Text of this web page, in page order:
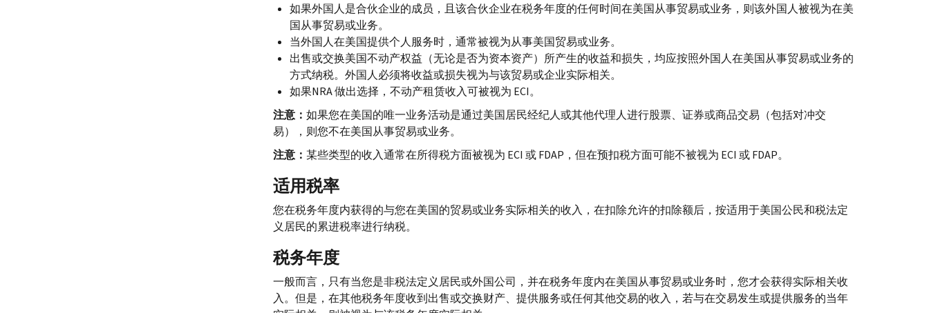
如果外国人是合伙企业的成员，且该合伙企业在税务年度的任何时间在美国从事贸易或业务，则该外国人被视为在美
国从事贸易或业务。
当外国人在美国提供个人服务时，通常被视为从事美国贸易或业务。
出售或交换美国不动产权益（无论是否为资本资产）所产生的收益和损失，均应按照外国人在美国从事贸易或业务的
方式纳税。外国人必须将收益或损失视为与该贸易或企业实际相关。
如果NRA做出选择，不动产租赁收入可被视为 ECI。
注意： 如果您在美国的唯一业务活动是通过美国居民经纪人或其他代理人进行股票、证券或商品交易（包括对冲交
易），则您不在美国从事贸易或业务。
注意： 某些类型的收入通常在所得税方面被视为 ECI 或FDAP ，但在预扣税方面可能不被视为 ECI 或FDAP。
适用税率
您在税务年度内获得的与您在美国的贸易或业务实际相关的收入，在扣除允许的扣除额后，按适用于美国公民和税法定
义居民的累进税率进行纳税。
税务年度
一般而言，只有当您是非税法定义居民或外国公司，并在税务年度内在美国从事贸易或业务时，您才会获得实际相关收
入。但是，在其他税务年度收到出售或交换财产、提供服务或任何其他交易的收入，若与在交易发生或提供服务的当年